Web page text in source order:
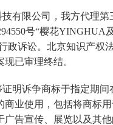
有限公司，我方代理第
号“樱花YINGHUA及
政诉讼。北京知识产权
已审理终结。
明诉争商标于指定期间
商业使用，包括将商标
广告宣传、展览以及其他